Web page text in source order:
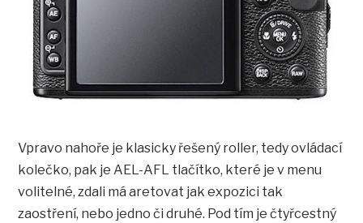
Vpravo nahoře je klasicky řešený roller, tedy ovládací
kolečko, pak je AEL-AFL tlačítko, které je v menu
volitelné, zdali má aretovat jak expozici tak
zaostření, nebo jedno či druhé. Pod tím je čtyřcestný